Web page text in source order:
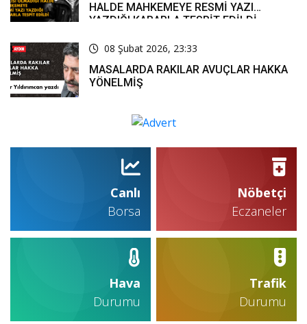
HALDE MAHKEMEYE RESMİ YAZI
YAZDIĞI KARARLA TESPİT EDİLDİ
08 Şubat 2026, 23:33
MASALARDA RAKILAR AVUÇLAR HAKKA
YÖNELMİŞ
Canlı
Borsa
Nöbetçi
Eczaneler
Hava
Durumu
Trafik
Durumu